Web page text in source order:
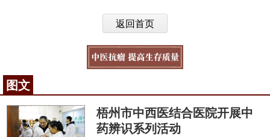
返回首页
图文
梧州市中西医结合医院开展中
药辨识系列活动